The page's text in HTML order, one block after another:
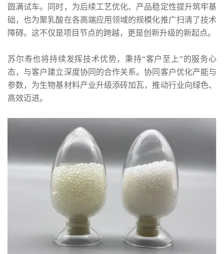
圆满试车。同时，为后续工艺优化、产品稳定性提升筑牢基
础，也为聚乳酸在各高端应用领域的规模化推广扫清了技术
障碍。这不仅是项目节点的跨越，更是创新升级的新起点。
苏尔寿也将持续发挥技术优势，秉持“客户至上”的服务心
态，与客户建立深度协同的合作关系。协同客户优化产能与
参数，为生物基材料产业升级添砖加瓦，推动行业向绿色、
高效迈进。